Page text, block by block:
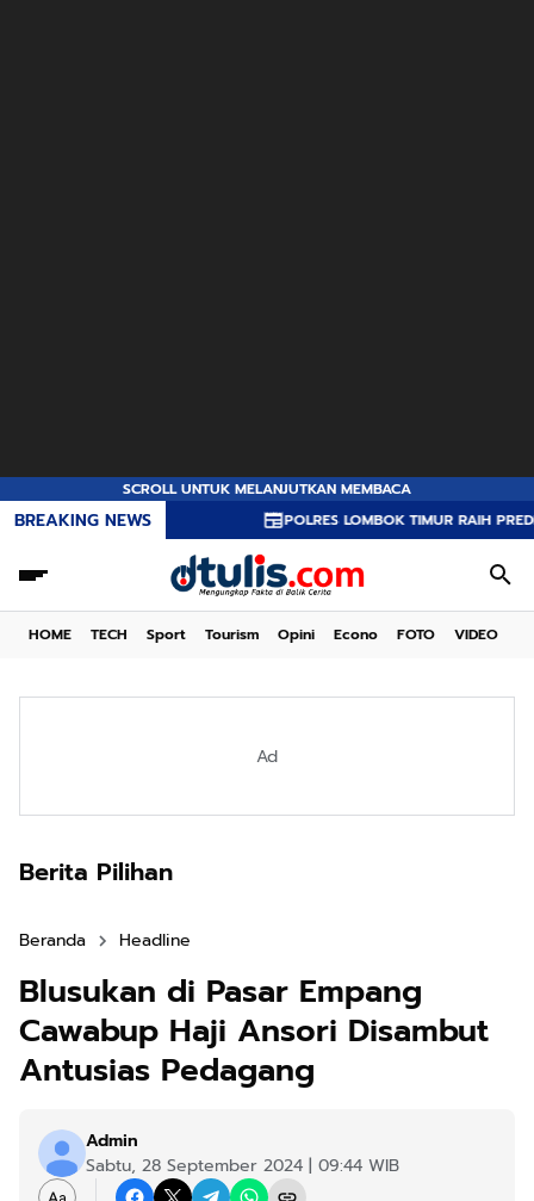
SCROLL UNTUK MELANJUTKAN MEMBACA
BREAKING NEWS POLRES LOMBOK TIMUR RAIH PREDIKAT A
HOME TECH Sport Tourism Opini Econo FOTO VIDEO
Ad
Berita Pilihan
Beranda Headline
Blusukan di Pasar Empang
Cawabup Haji Ansori Disambut
Antusias Pedagang
Admin
Sabtu, 28 September 2024 | 09:44 WIB